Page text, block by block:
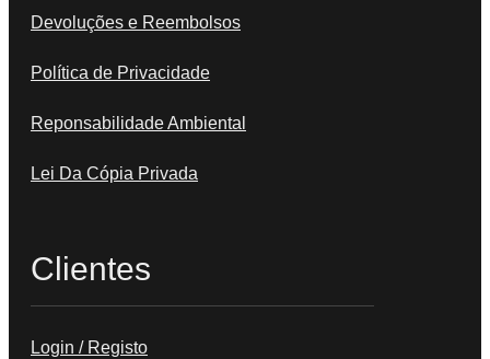
Devoluções e Reembolsos
Política de Privacidade
Reponsabilidade Ambiental
Lei Da Cópia Privada
Clientes
Login / Registo